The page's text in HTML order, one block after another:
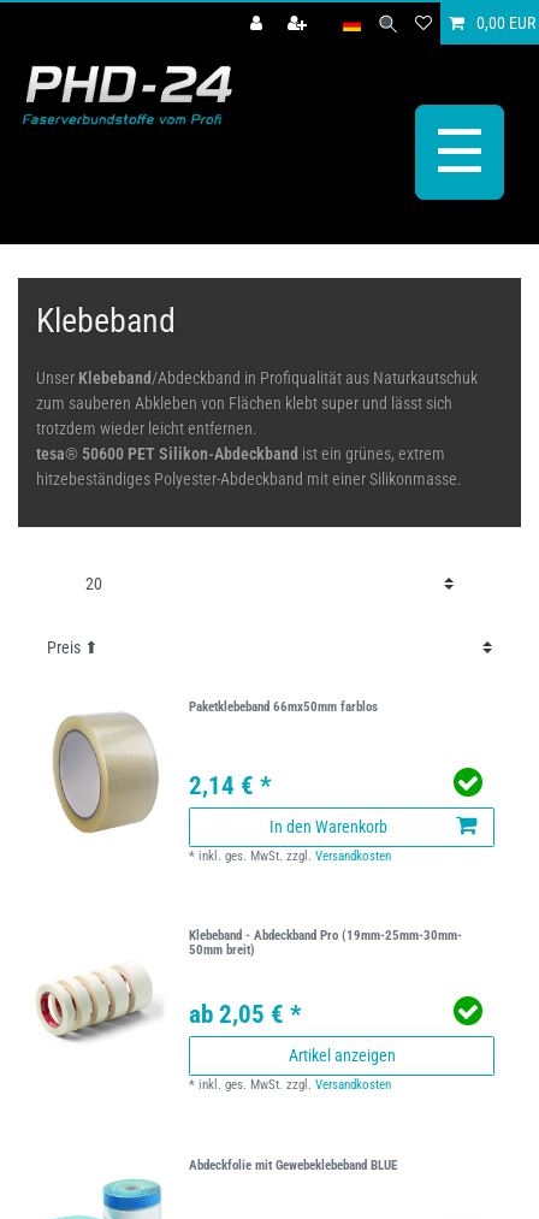
0,00 EUR
☰
Klebeband
Unser Klebeband/Abdeckband in Profiqualität aus Naturkautschuk
zum sauberen Abkleben von Flächen klebt super und lässt sich
trotzdem wieder leicht entfernen.
tesa® 50600 PET Silikon-Abdeckband ist ein grünes, extrem
hitzebeständiges Polyester-Abdeckband mit einer Silikonmasse.
Paketklebeband 66mx50mm farblos
2,14 € *
In den Warenkorb
*inkl. ges. MwSt. zzgl.Versandkosten
Klebeband - Abdeckband Pro (19mm-25mm-30mm-
50mm breit)
ab 2,05 € *
Artikel anzeigen
*inkl. ges. MwSt. zzgl.Versandkosten
Abdeckfolie mit Gewebeklebeband BLUE